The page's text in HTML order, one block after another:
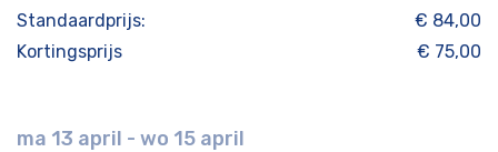
Standaardprijs:
€ 84,00
Kortingsprijs
€ 75,00
ma 13 april - wo 15 april